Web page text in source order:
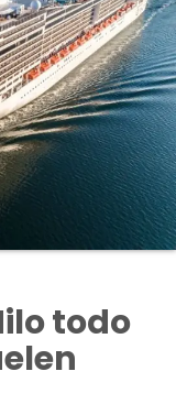
todo